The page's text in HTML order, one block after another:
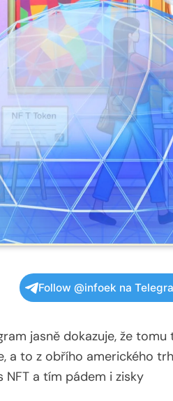
Follow @infoek na
jasně dokazuje, že
a to z obřího amerického
NFT a tím pádem i zisky